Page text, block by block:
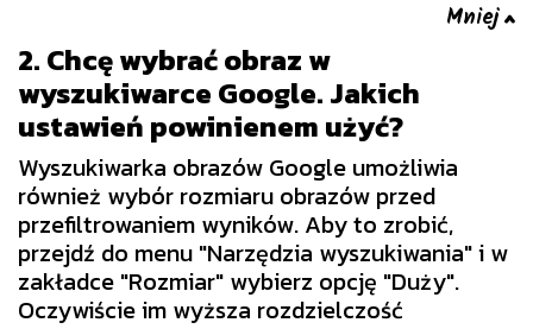
2. Chcę wybrać obraz w
wyszukiwarce Google. Jakich
ustawień powinienem użyć?
Wyszukiwarka obrazów Google umożliwia
również wybór rozmiaru obrazów przed
przefiltrowaniem wyników. Aby to zrobić,
przejdź do menu "Narzędzia wyszukiwania" i w
zakładce "Rozmiar" wybierz opcję "Duży".
Oczywiście im wyższa rozdzielczość